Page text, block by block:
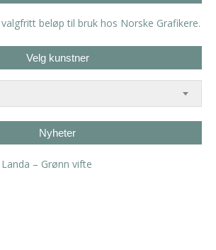
beløp til bruk hos Norske Grafikere.
Velg kunstner
Nyheter
– Grønn vifte